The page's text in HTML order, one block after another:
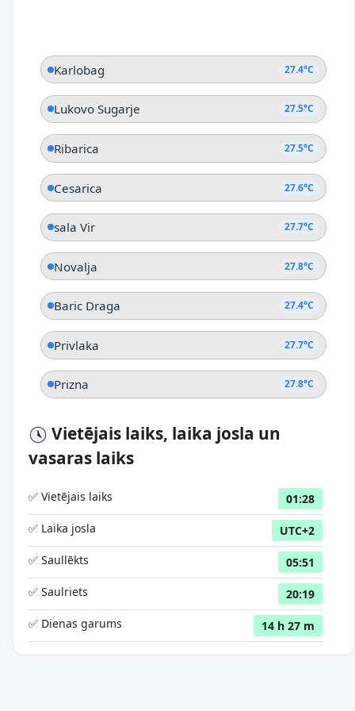
Karlobag 27.4°C
Lukovo Sugarje 27.5°C
Ribarica 27.5°C
Cesarica 27.6°C
sala Vir 27.7°C
Novalja 27.8°C
Baric Draga 27.4°C
Privlaka 27.7°C
Prizna 27.8°C
Vietējais laiks, laika josla un
vasaras laiks
✅ Vietējais laiks
01:28
✅ Laika josla
UTC+2
✅ Saullēkts
05:51
✅ Saulriets
20:19
✅ Dienas garums
14 h 27 m